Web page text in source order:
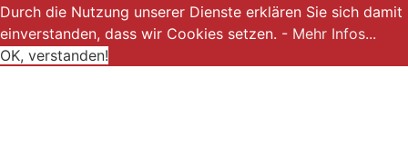
Durch die Nutzung unserer Dienste erklären Sie sich damit
einverstanden, dass wir Cookies setzen. - Mehr Infos...
OK, verstanden!